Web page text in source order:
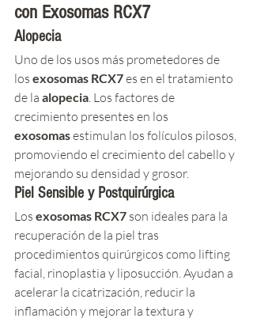
con Exosomas RCX7
Alopecia
Uno de los usos más prometedores de
los exosomas RCX7 es en el tratamiento
de la alopecia . Los factores de
crecimiento presentes en los
exosomas estimulan los folículos pilosos,
promoviendo el crecimiento del cabello y
mejorando su densidad y grosor.
Piel Sensible y Postquirúrgica
Los exosomas RCX7 son ideales para la
recuperación de la piel tras
procedimientos quirúrgicos como lifting
facial, rinoplastia y liposucción. Ayudan a
acelerar la cicatrización, reducir la
inflamación y mejorar la textura y